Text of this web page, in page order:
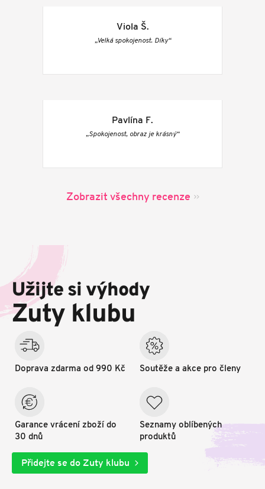
Viola Š.
„Velká spokojenost. Díky“
Pavlína F.
„Spokojenost, obraz je krásný“
Zobrazit všechny recenze
a
í
Užijte si výhody
Zuty klubu
Doprava zdarma od 990 Kč
Garance vrácení zboží do
30 dnů
Soutěže a akce pro členy
Seznamy oblíbených
produktů
Přidejte se do Zuty klubu